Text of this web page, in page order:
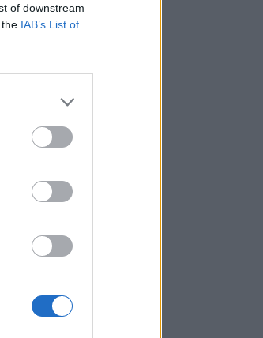
of downstream
IAB’s List of